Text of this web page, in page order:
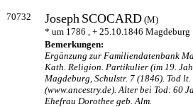
70732 Joseph SCOCARD (M)
* um 1786 , + 25.10.1846 Magdeburg
Bemerkungen:
Ergänzung zur Familiendatenbank
Kath. Religion. Partikulier (im 19.
Magdeburg, Schulstr. 7 (1846). Tod
(www.ancestry.de). Alter bei Tod: 60
Ehefrau Dorothee geb. Alm.